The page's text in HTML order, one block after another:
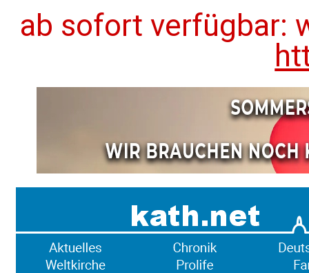
ab sofort verfügbar: